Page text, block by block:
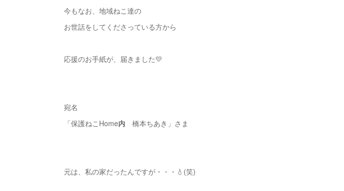
今もなお、地域ねこ達の
お世話をしてくださっている方から
応援のお手紙が、届きました💛
宛名
「保護ねこHome内 橋本ちあき」さま
元は、私の家だったんですが・・・💧(笑)